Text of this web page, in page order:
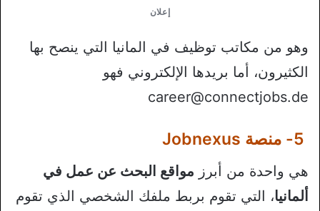
إعلان
وهو من مكاتب توظيف في المانيا التي ينصح بها
الكثيرون، أما بريدها الإلكتروني فهو
career@connectjobs.de
5- منصة Jobnexus
هي واحدة من أبرز مواقع البحث عن عمل في
ألمانيا، التي تقوم بربط ملفك الشخصي الذي تقوم